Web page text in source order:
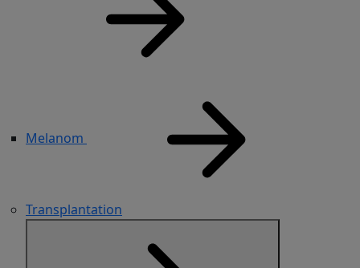
Melanom
Transplantation